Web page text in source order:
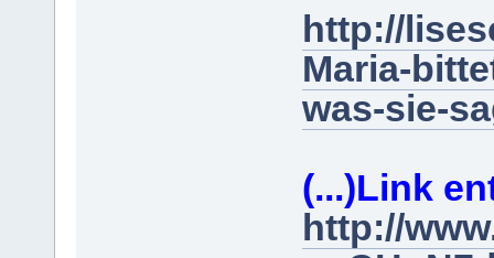
http://
Maria-
was-sie-
(...)Link
http://